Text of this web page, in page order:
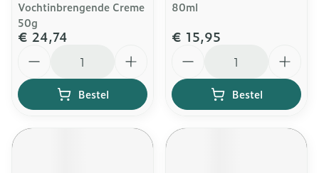
Vochtinbrengende Creme
50g
€ 24,74
Bestel
80ml
€ 15,95
Bestel